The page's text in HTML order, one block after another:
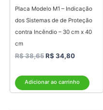
Placa Modelo M1 – Indicação
dos Sistemas de de Proteção
contra Incêndio – 30 cm x 40
cm
R$38,65R$ 34,80
Adicionar ao carrinho